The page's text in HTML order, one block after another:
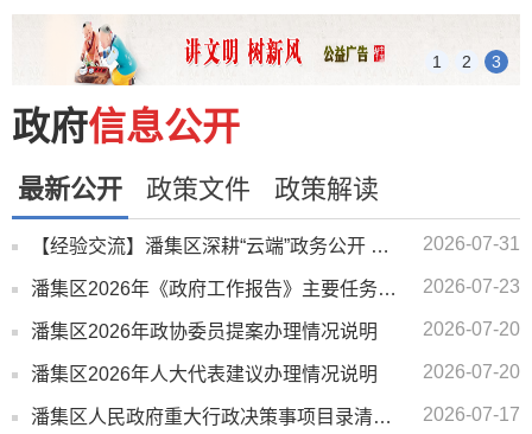
1 2 3
政府信息公开
最新公开 政策文件 政策解读
2026-07-31
【经验交流】潘集区深耕“云端”政务公开 直播间架起民生“连心桥”
2026-07-23
潘集区2026年《政府工作报告》主要任务二季度完成情况说明
2026-07-20
潘集区2026年政协委员提案办理情况说明
2026-07-20
潘集区2026年人大代表建议办理情况说明
2026-07-17
潘集区人民政府重大行政决策事项目录清单（2026版）